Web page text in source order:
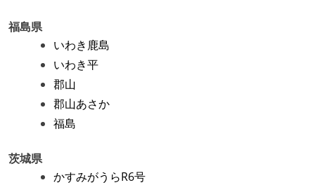
福島県
いわき鹿島
いわき平
郡山
郡山あさか
福島
茨城県
かすみがうらR6号